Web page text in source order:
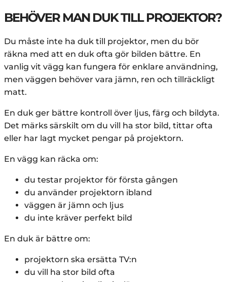
BEHÖVER MAN DUK TILL PROJEKTOR?
Du måste inte ha duk till projektor, men du bör
räkna med att en duk ofta gör bilden bättre. En
vanlig vit vägg kan fungera för enklare användning,
men väggen behöver vara jämn, ren och tillräckligt
matt.
En duk ger bättre kontroll över ljus, färg och bildyta.
Det märks särskilt om du vill ha stor bild, tittar ofta
eller har lagt mycket pengar på projektorn.
En vägg kan räcka om:
du testar projektor för första gången
du använder projektorn ibland
väggen är jämn och ljus
du inte kräver perfekt bild
En duk är bättre om:
projektorn ska ersätta TV:n
du vill ha stor bild ofta